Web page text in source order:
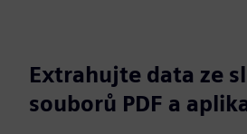
Extrahujte data ze
souborů PDF a